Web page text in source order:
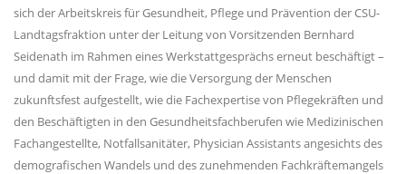
sich der Arbeitskreis für Gesundheit, Pflege und Prävention der CSU-
Landtagsfraktion unter der Leitung von Vorsitzenden Bernhard
Seidenath im Rahmen eines Werkstattgesprächs erneut beschäftigt –
und damit mit der Frage, wie die Versorgung der Menschen
zukunftsfest aufgestellt, wie die Fachexpertise von Pflegekräften und
den Beschäftigten in den Gesundheitsfachberufen wie Medizinischen
Fachangestellte, Notfallsanitäter, Physician Assistants angesichts des
demografischen Wandels und des zunehmenden Fachkräftemangels